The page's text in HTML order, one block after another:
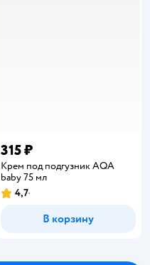
315 ₽
Крем под подгузник AQA
baby 75 мл
Рейтинг:
4,7
В корзину